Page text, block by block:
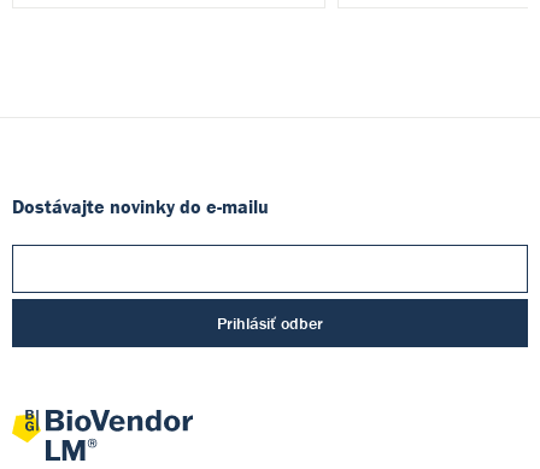
Dostávajte novinky do e-mailu
Prihlásiť odber